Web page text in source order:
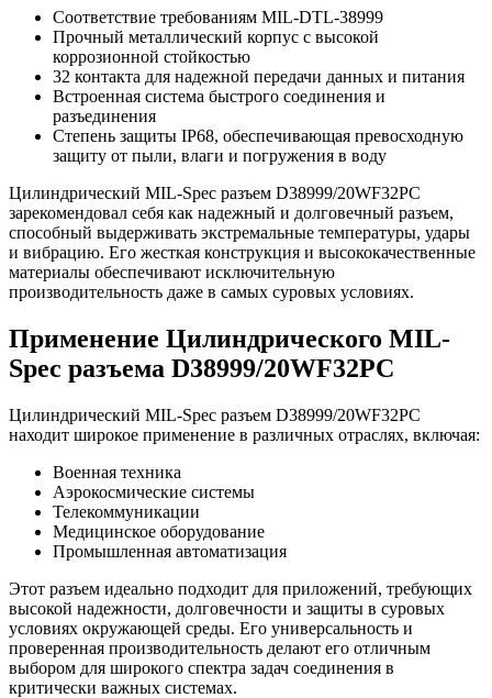
Соответствие требованиям MIL-DTL-38999
Прочный металлический корпус с высокой
коррозионной стойкостью
32 контакта для надежной передачи данных и питания
Встроенная система быстрого соединения и
разъединения
Степень защиты IP68, обеспечивающая превосходную
защиту от пыли, влаги и погружения в воду
Цилиндрический MIL-Spec разъем D38999/20WF32PC
зарекомендовал себя как надежный и долговечный разъем,
способный выдерживать экстремальные температуры, удары
и вибрацию. Его жесткая конструкция и высококачественные
материалы обеспечивают исключительную
производительность даже в самых суровых условиях.
Применение Цилиндрического MIL-
Spec разъема D38999/20WF32PC
Цилиндрический MIL-Spec разъем D38999/20WF32PC
находит широкое применение в различных отраслях, включая:
Военная техника
Аэрокосмические системы
Телекоммуникации
Медицинское оборудование
Промышленная автоматизация
Этот разъем идеально подходит для приложений, требующих
высокой надежности, долговечности и защиты в суровых
условиях окружающей среды. Его универсальность и
проверенная производительность делают его отличным
выбором для широкого спектра задач соединения в
критически важных системах.